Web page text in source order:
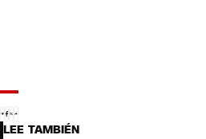
LEE TAMBIÉN